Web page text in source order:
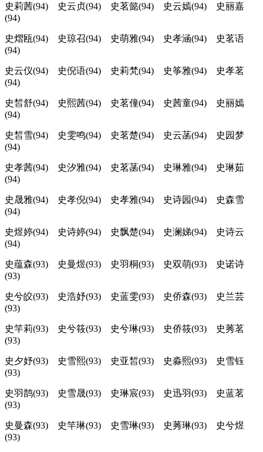
史莉茜(94) 史云贞(94) 史茗懿(94) 史云嫣(94) 史丽嘉
(94)
史熠瓯(94) 史琼召(94) 史萌雅(94) 史孝涵(94) 史茗语
(94)
史云仪(94) 史倪语(94) 史莉梵(94) 史筝雅(94) 史孝茗
(94)
史皙舒(94) 史熙茜(94) 史茗僮(94) 史茜童(94) 史丽嫣
(94)
史皙雪(94) 史雯鸣(94) 史茗楚(94) 史云菡(94) 史园梦
(94)
史孝茜(94) 史汐雅(94) 史茗菡(94) 史琳雅(94) 史琳茹
(94)
史晟雅(94) 史孝倪(94) 史孝雅(94) 史诗园(94) 史森雪
(94)
史煜婷(94) 史诗婷(94) 史飘楚(94) 史澜娣(94) 史诗云
(94)
史蕴森(93) 史曼煜(93) 史羽桐(93) 史双萌(93) 史诺诗
(93)
史兮皎(93) 史浩妤(93) 史蓝雯(93) 史侨森(93) 史兰芸
(93)
史竿莉(93) 史兮筱(93) 史兮琳(93) 史侨筱(93) 史莠茗
(93)
史夕妤(93) 史雪熙(93) 史亚皙(93) 史淼熙(93) 史雪钰
(93)
史羽鹊(93) 史雪晟(93) 史琳宸(93) 史迅羽(93) 史蓝茗
(93)
史曼森(93) 史竿琳(93) 史雪琳(93) 史莠琳(93) 史兮煜
(93)